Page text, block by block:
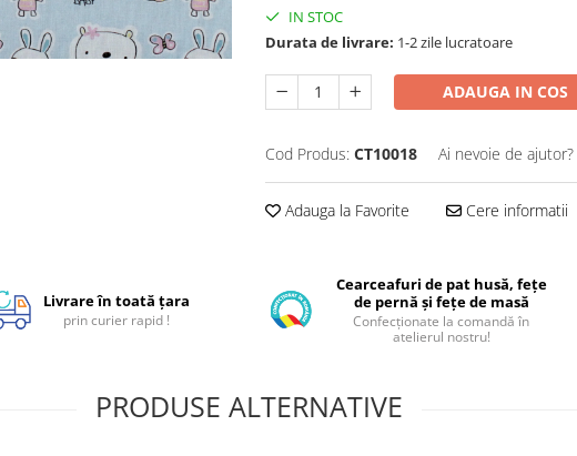
IN STOC
Durata de livrare: 1-2 zile lucratoare
ADAUGA IN COS
Cod Produs: CT10018 Ai nevoie de ajutor?
Adauga la Favorite Cere informatii
Livrare în toată țara
prin curier rapid !
Cearceafuri de pat husă, fețe
de pernă și fețe de masă
Confecționate la comandă în
atelierul nostru!
PRODUSE ALTERNATIVE